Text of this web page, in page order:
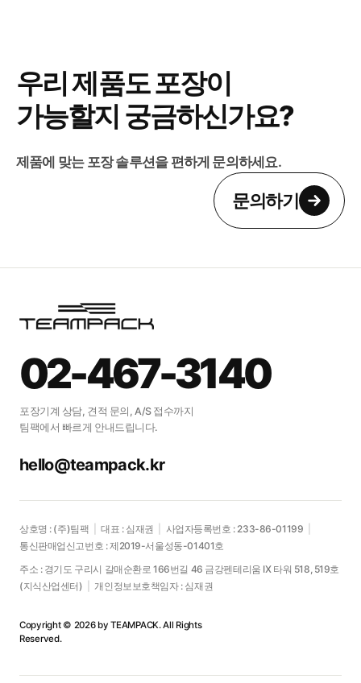
우리 제품도 포장이
가능할지 궁금하신가요?
제품에 맞는 포장 솔루션을 편하게 문의하세요.
문의하기
우리 제품도 포장이
가능할지
궁금하신가요?
제품에 맞는 포장 솔루션을 편하게
문의하세요.
문의하기
02-467-3140
포장기계 상담, 견적 문의, A/S 접수까지
팀팩에서 빠르게 안내드립니다.
hello@teampack.kr
상호명 : (주)팀팩 대표 : 심재권 사업자등록번호 : 233-86-01199
통신판매업신고번호 : 제2019-서울성동-01401호
주소 : 경기도 구리시 갈매순환로 166번길 46 금강펜테리움 IX 타워 518, 519호
(지식산업센터)
개인정보보호책임자 : 심재권
Copyright © 2026 by TEAMPACK. All Rights
Reserved.